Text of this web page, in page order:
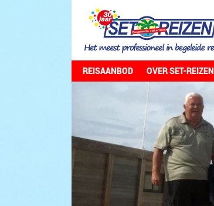
REISAANBOD OVER SET-REIZEN